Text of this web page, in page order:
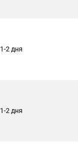
1-2 дня
1-2 дня